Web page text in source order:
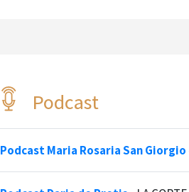
Podcast
Podcast Maria Rosaria San Giorgio